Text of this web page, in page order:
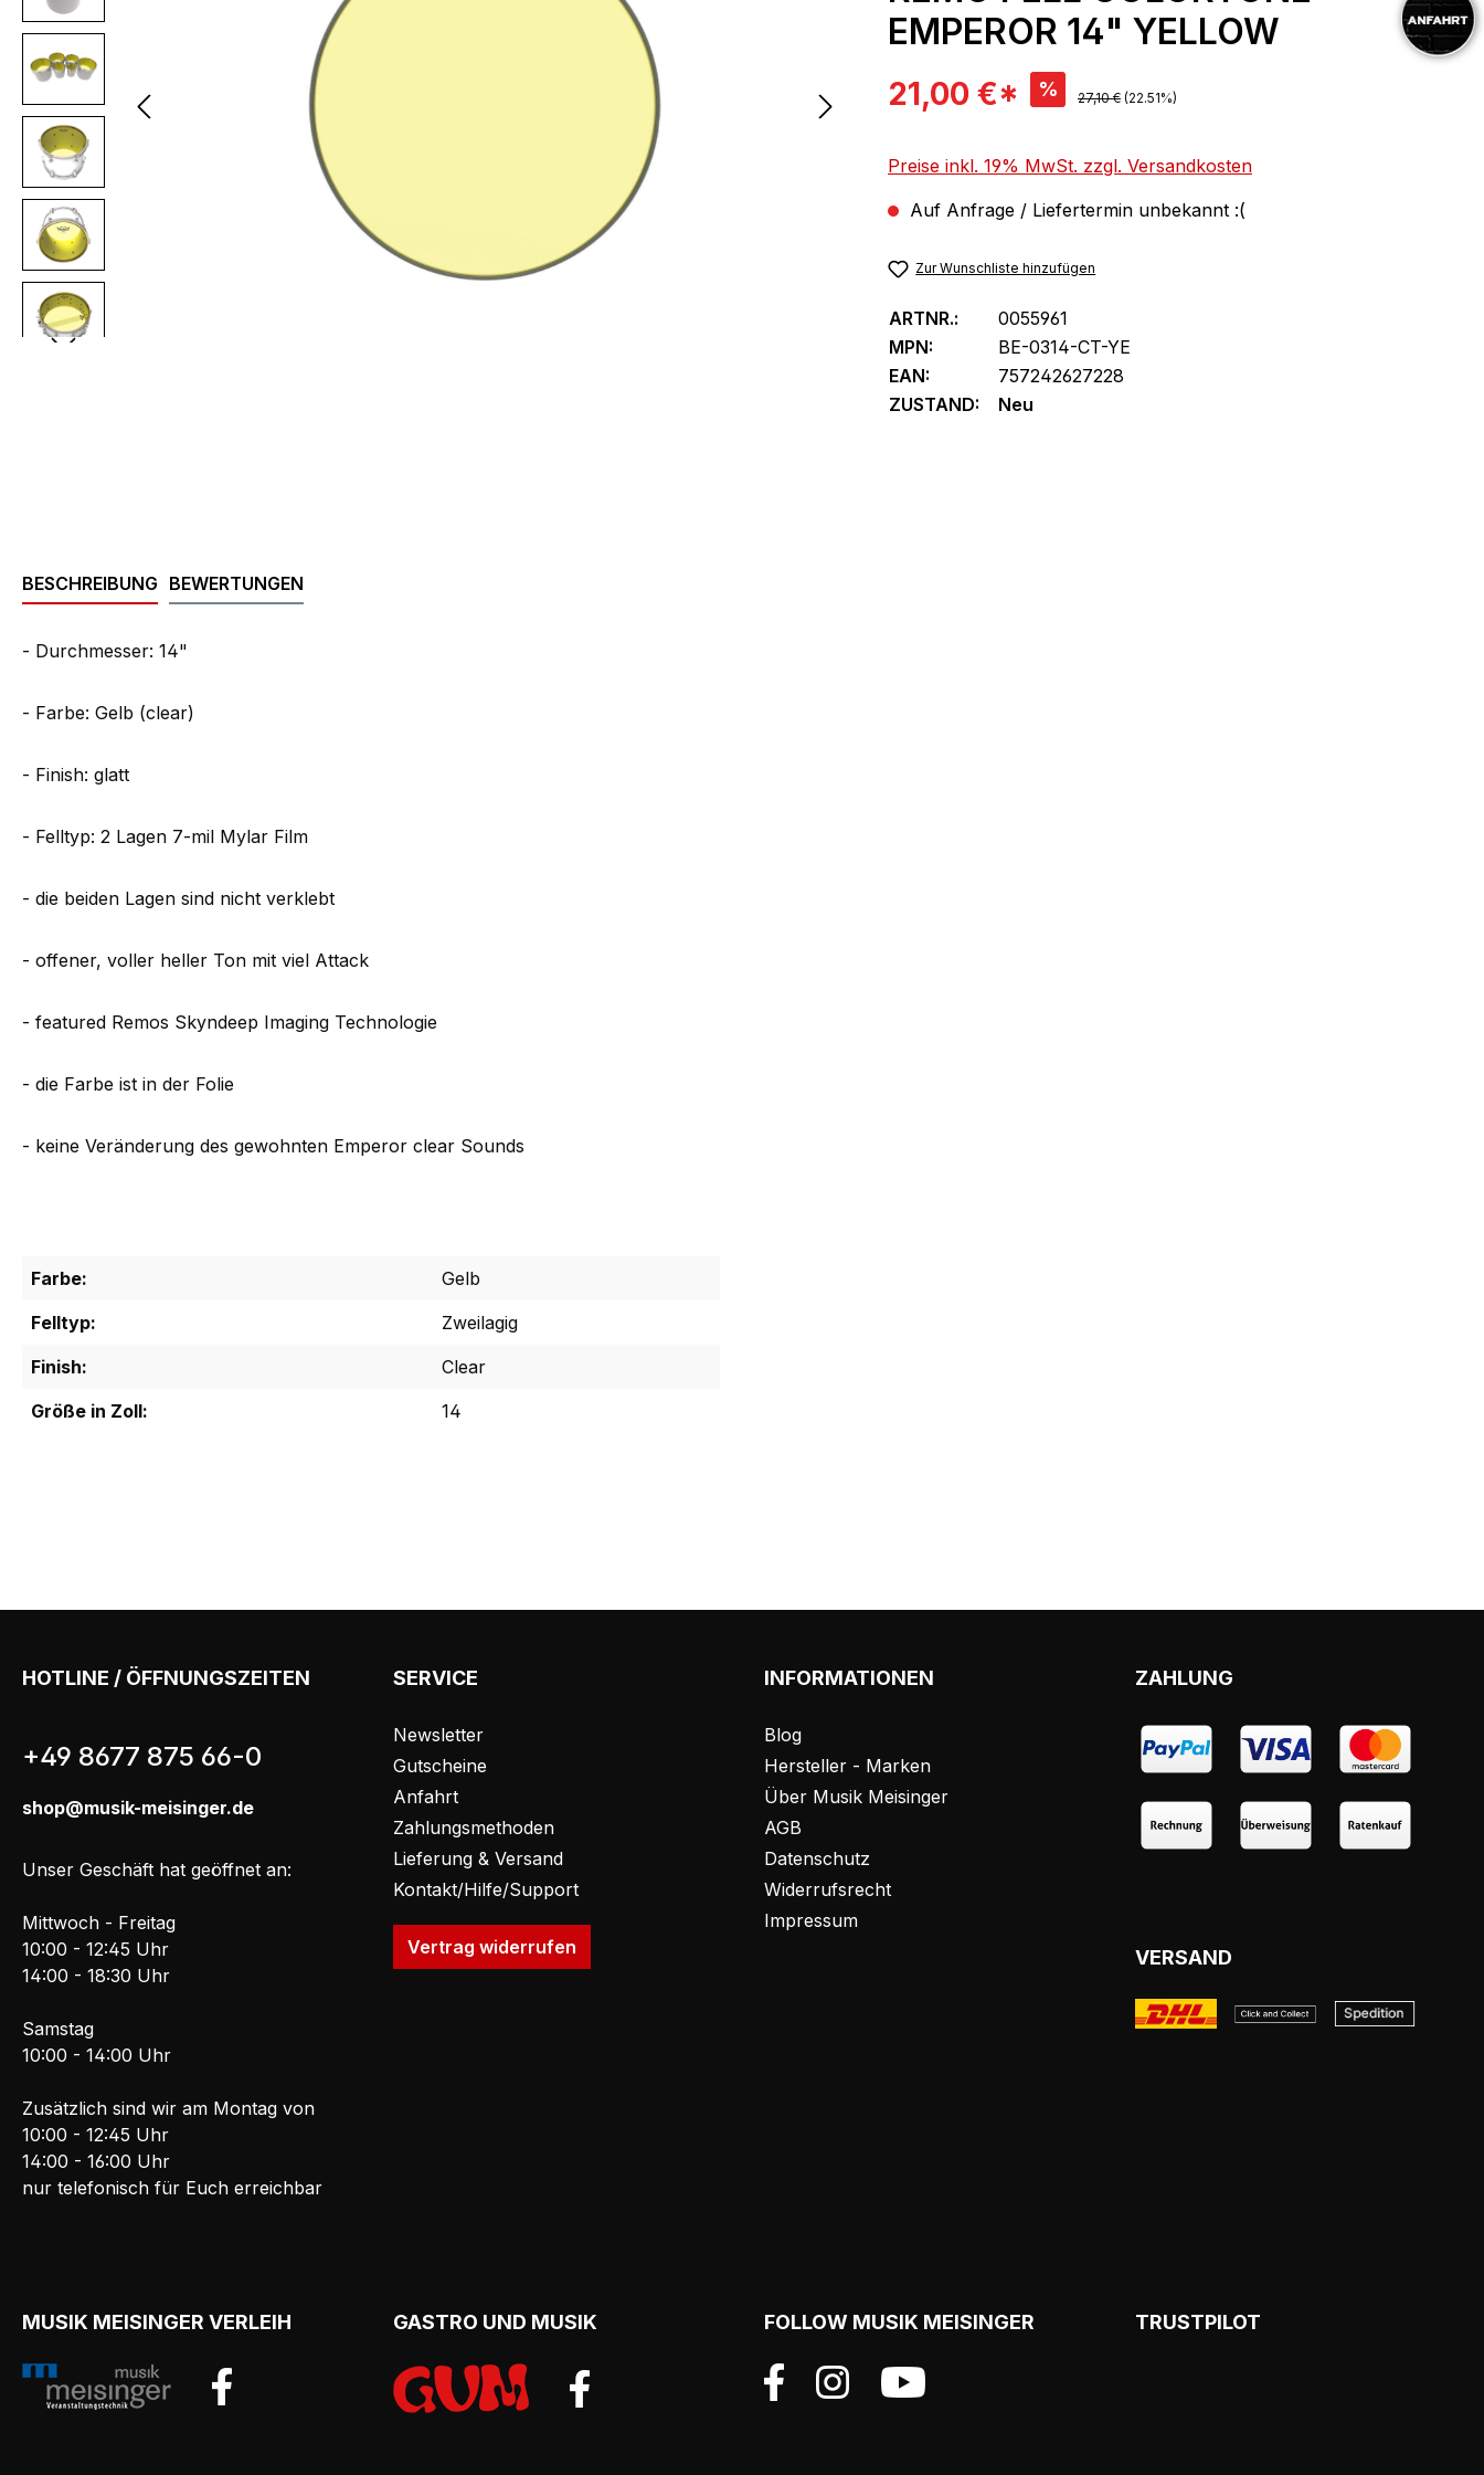
EMPEROR 14" YELLOW
Verkaufspreis:
21,00 €* % Regulärer Preis:
27,10 € (22.51%)
Preise inkl. 19% MwSt. zzgl. Versandkosten
Auf Anfrage / Liefertermin unbekannt :(
Zur Wunschliste hinzufügen
ARTNR.:
0055961
MPN:
BE-0314-CT-YE
EAN:
757242627228
ZUSTAND:
Neu
BESCHREIBUNG BEWERTUNGEN
- Durchmesser: 14"
- Farbe: Gelb (clear)
- Finish: glatt
- Felltyp: 2 Lagen 7-mil Mylar Film
- die beiden Lagen sind nicht verklebt
- offener, voller heller Ton mit viel Attack
- featured Remos Skyndeep Imaging Technologie
- die Farbe ist in der Folie
- keine Veränderung des gewohnten Emperor clear Sounds
Farbe:
Gelb
Felltyp:
Zweilagig
Finish:
Clear
Größe in Zoll:
14
HOTLINE / ÖFFNUNGSZEITEN
+49 8677 875 66-0
shop@musik-meisinger.de
Unser Geschäft hat geöffnet an:
Mittwoch - Freitag
10:00 - 12:45 Uhr
14:00 - 18:30 Uhr
Samstag
10:00 - 14:00 Uhr
Zusätzlich sind wir am Montag von
10:00 - 12:45 Uhr
14:00 - 16:00 Uhr
nur telefonisch für Euch erreichbar
SERVICE
Newsletter
Gutscheine
Anfahrt
Zahlungsmethoden
Lieferung & Versand
Kontakt/Hilfe/Support
Vertrag widerrufen
INFORMATIONEN
Blog
Hersteller - Marken
Über Musik Meisinger
AGB
Datenschutz
Widerrufsrecht
Impressum
ZAHLUNG
VERSAND
MUSIK MEISINGER VERLEIH GASTRO UND MUSIK FOLLOW MUSIK MEISINGER TRUSTPILOT